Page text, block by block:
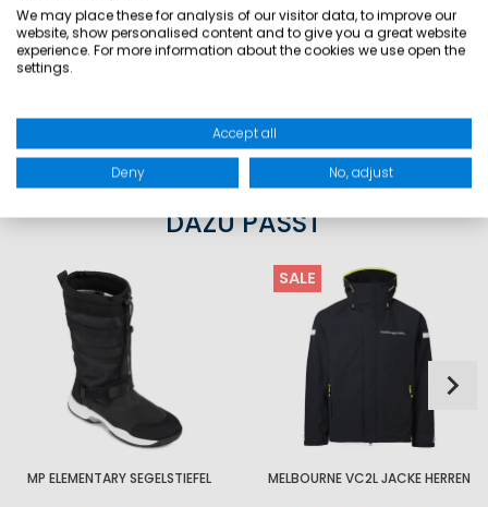
GRÖSSEN
DAZU PASST
MP ELEMENTARY SEGELSTIEFEL
SALE
MELBOURNE VC2L JACKE HERREN
We may place these for analysis of our visitor data, to improve our
website, show personalised content and to give you a great website
experience. For more information about the cookies we use open the
settings.
Accept all
Deny No, adjust